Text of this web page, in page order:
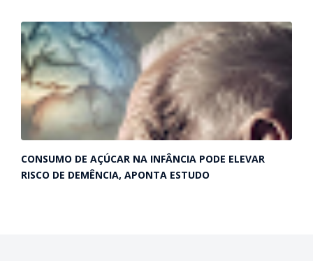
CONSUMO DE AÇÚCAR NA INFÂNCIA PODE ELEVAR
RISCO DE DEMÊNCIA, APONTA ESTUDO